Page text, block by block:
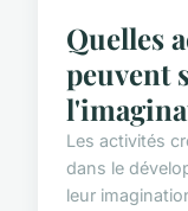
Quelles
peuvent
Les activités
dans le
leur